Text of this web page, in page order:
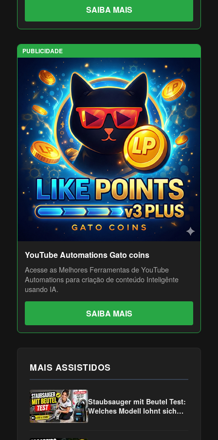
SAIBA MAIS
PUBLICIDADE
YouTube Automations Gato coins
Acesse as Melhores Ferramentas de YouTube
Automations para criação de conteúdo Inteligênte
usando IA.
SAIBA MAIS
MAIS ASSISTIDOS
Staubsauger mit Beutel Test:
Welches Modell lohnt sich